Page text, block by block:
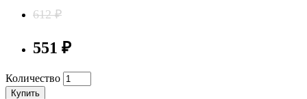
612 ₽
551 ₽
Количество
Купить